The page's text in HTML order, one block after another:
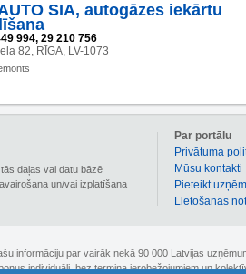
SIA, autogāzes iekārtu
994, 29 210 756
82, RĪGA, LV-1073
daļas vai datu bāzē
un/vai izplatīšana
Par portālu
Privātuma
Mūsu kontakti
Pieteikt
Lietošanas
informāciju par vairāk nekā 90 000 Latvijas
individuāli, bez termiņa ierobežojumiem un